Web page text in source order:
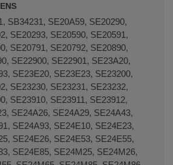
SB34231, SE20A59, SE20290,
SE20293, SE20590, SE20591,
SE20791, SE20792, SE20890,
SE22900, SE22901, SE23A20,
SE23E20, SE23E23, SE23200,
SE23230, SE23231, SE23232,
SE23910, SE23911, SE23912,
SE24A26, SE24A29, SE24A43,
SE24A93, SE24E10, SE24E23,
SE24E26, SE24E53, SE24E55,
SE24E85, SE24M25, SE24M26,